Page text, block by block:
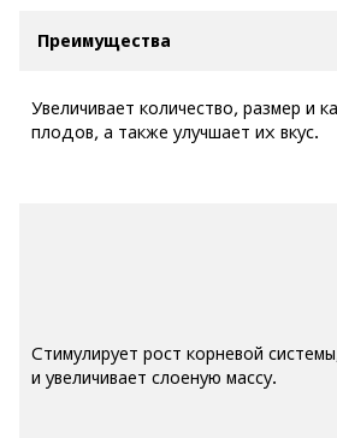
Преимущества
Увеличивает количество, размер и
плодов, а также улучшает их вкус.
Стимулирует рост корневой
и увеличивает слоеную массу.